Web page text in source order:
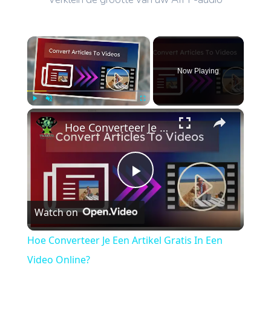
×
Play Unmute Fullscreen
Now Playing
×
Play
Video
Hoe Converteer Je Een Artikel Gratis In Een Video Online?
Watch on
Hoe Converteer Je Een Artikel Gratis In Een
Video Online?